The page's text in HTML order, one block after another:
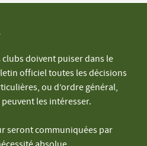
clubs doivent puiser dans le
officiel toutes les décisions
ou d’ordre général,
les intéresser.
seront communiquées par